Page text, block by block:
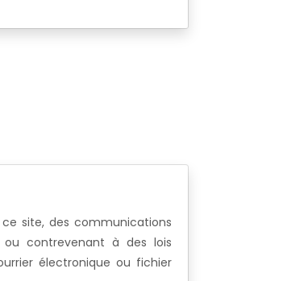
site, des communications
ou contrevenant à des lois
électronique ou fichier